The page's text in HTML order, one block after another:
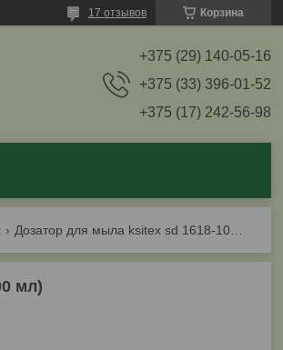
Корзина
17 отзывов
+375 (29) 140-05-16
+375 (33) 396-01-52
+375 (17) 242-56-98
мл)